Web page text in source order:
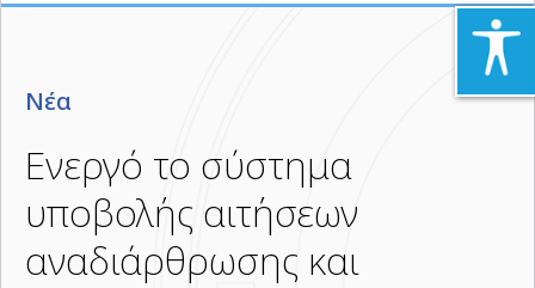
Νέα
Ενεργό το σύστημα
υποβολής αιτήσεων
αναδιάρθρωσης και